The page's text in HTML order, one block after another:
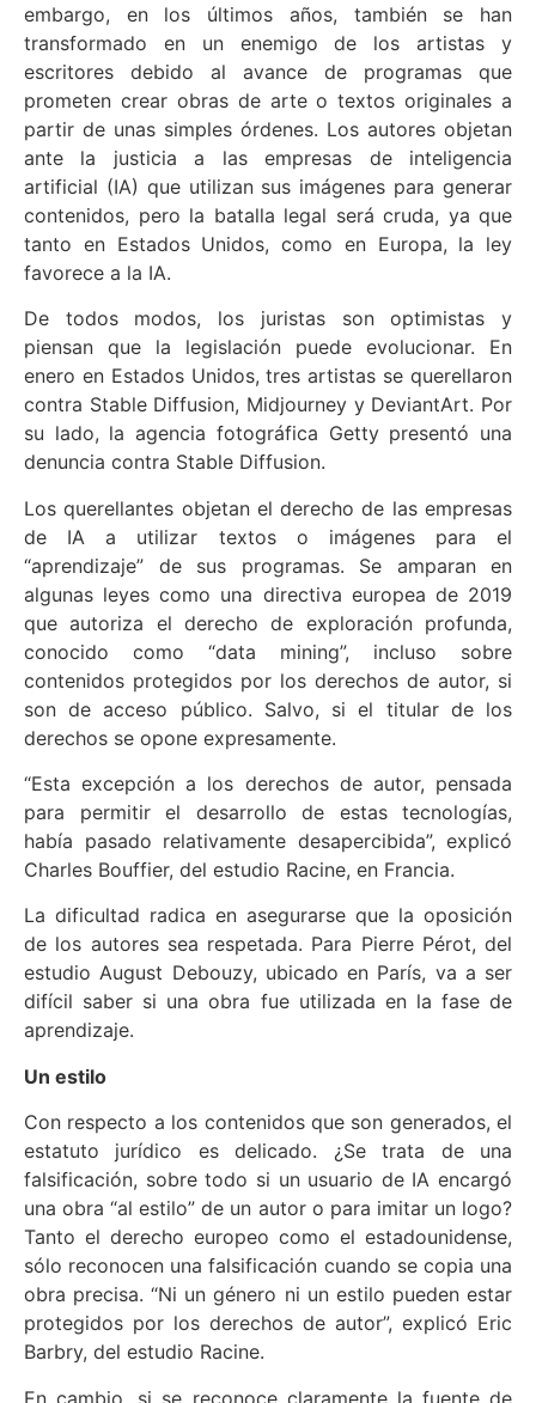
embargo, en los últimos años, también se han
transformado en un enemigo de los artistas y
escritores debido al avance de programas que
prometen crear obras de arte o textos originales a
partir de unas simples órdenes. Los autores objetan
ante la justicia a las empresas de inteligencia
artificial (IA) que utilizan sus imágenes para generar
contenidos, pero la batalla legal será cruda, ya que
tanto en Estados Unidos, como en Europa, la ley
favorece a la IA.
De todos modos, los juristas son optimistas y
piensan que la legislación puede evolucionar. En
enero en Estados Unidos, tres artistas se querellaron
contra Stable Diffusion, Midjourney y DeviantArt. Por
su lado, la agencia fotográfica Getty presentó una
denuncia contra Stable Diffusion.
Los querellantes objetan el derecho de las empresas
de IA a utilizar textos o imágenes para el
“aprendizaje” de sus programas. Se amparan en
algunas leyes como una directiva europea de 2019
que autoriza el derecho de exploración profunda,
conocido como “data mining”, incluso sobre
contenidos protegidos por los derechos de autor, si
son de acceso público. Salvo, si el titular de los
derechos se opone expresamente.
“Esta excepción a los derechos de autor, pensada
para permitir el desarrollo de estas tecnologías,
había pasado relativamente desapercibida”, explicó
Charles Bouffier, del estudio Racine, en Francia.
La dificultad radica en asegurarse que la oposición
de los autores sea respetada. Para Pierre Pérot, del
estudio August Debouzy, ubicado en París, va a ser
difícil saber si una obra fue utilizada en la fase de
aprendizaje.
Un estilo
Con respecto a los contenidos que son generados, el
estatuto jurídico es delicado. ¿Se trata de una
falsificación, sobre todo si un usuario de IA encargó
una obra “al estilo” de un autor o para imitar un logo?
Tanto el derecho europeo como el estadounidense,
sólo reconocen una falsificación cuando se copia una
obra precisa. “Ni un género ni un estilo pueden estar
protegidos por los derechos de autor”, explicó Eric
Barbry, del estudio Racine.
En cambio, si se reconoce claramente la fuente de